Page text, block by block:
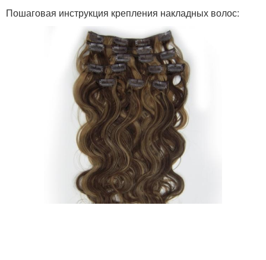
Пошаговая инструкция крепления накладных волос: